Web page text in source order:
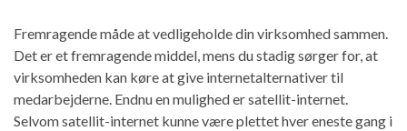
Fremragende måde at vedligeholde din virksomhed sammen.
Det er et fremragende middel, mens du stadig sørger for, at
virksomheden kan køre at give internetalternativer til
medarbejderne. Endnu en mulighed er satellit-internet.
Selvom satellit-internet kunne være plettet hver eneste gang i